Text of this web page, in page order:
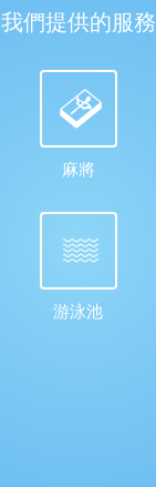
我們提供的服務
麻將
游泳池